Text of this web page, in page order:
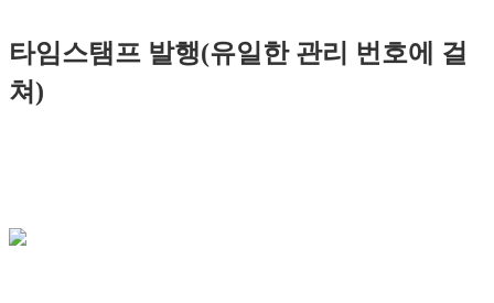
타임스탬프 발행(유일한 관리 번호에 걸
쳐)